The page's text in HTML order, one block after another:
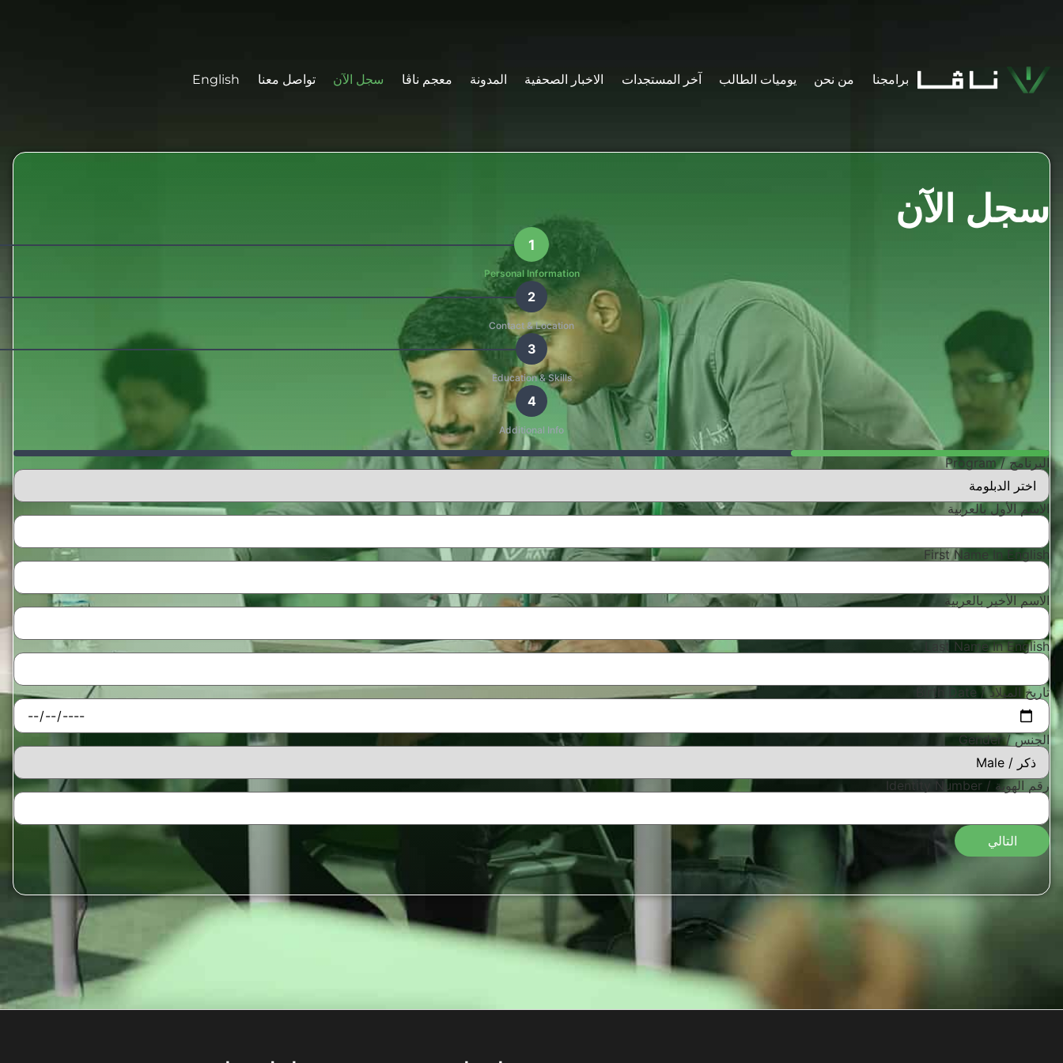
برامجنا من نحن يوميات الطالب​ آخر المستجدات الاخبار الصحفية المدونة معجم ناڤا سجل الآن تواصل معنا English
سجل الآن
1
Personal Information
2
Contact & Location
3
Education & Skills
4
Additional Info
البرنامج / Program
الاسم الأول بالعربية
First Name In English
الاسم الأخير بالعربية
Last Name In English
تاريخ الميلاد / Birth Date
الجنس / Gender
رقم الهوية / Identity Number
التالي